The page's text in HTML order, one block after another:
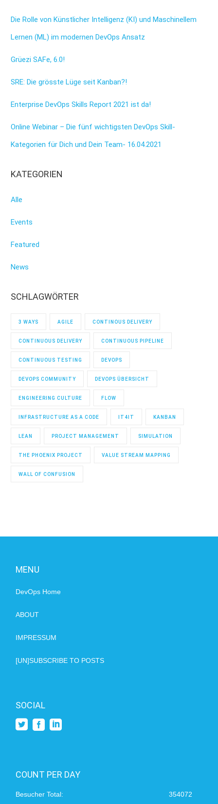
Die Rolle von Künstlicher Intelligenz (KI) und Maschinellem
Lernen (ML) im modernen DevOps Ansatz
Grüezi SAFe, 6.0!
SRE: Die grösste Lüge seit Kanban?!
Enterprise DevOps Skills Report 2021 ist da!
Online Webinar – Die fünf wichtigsten DevOps Skill-
Kategorien für Dich und Dein Team- 16.04.2021
KATEGORIEN
Alle
Events
Featured
News
SCHLAGWÖRTER
3 WAYS AGILE CONTINOUS DELIVERY
CONTINUOUS DELIVERY CONTINUOUS PIPELINE
CONTINUOUS TESTING DEVOPS
DEVOPS COMMUNITY DEVOPS ÜBERSICHT
ENGINEERING CULTURE FLOW
INFRASTRUCTURE AS A CODE IT4IT KANBAN
LEAN PROJECT MANAGEMENT SIMULATION
THE PHOENIX PROJECT VALUE STREAM MAPPING
WALL OF CONFUSION
MENU
DevOps Home
ABOUT
IMPRESSUM
[UN]SUBSCRIBE TO POSTS
SOCIAL
COUNT PER DAY
354072
Besucher Total: